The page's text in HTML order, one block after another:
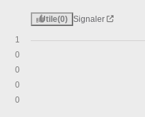
1
0
0
0
0
Utile(0) Signaler